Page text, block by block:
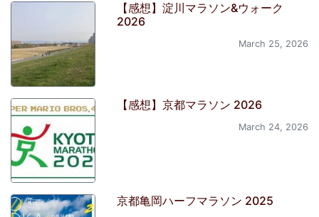
【感想】淀川マラソン&ウォーク
2026
March 25, 2026
【感想】京都マラソン 2026
March 24, 2026
京都亀岡ハーフマラソン 2025